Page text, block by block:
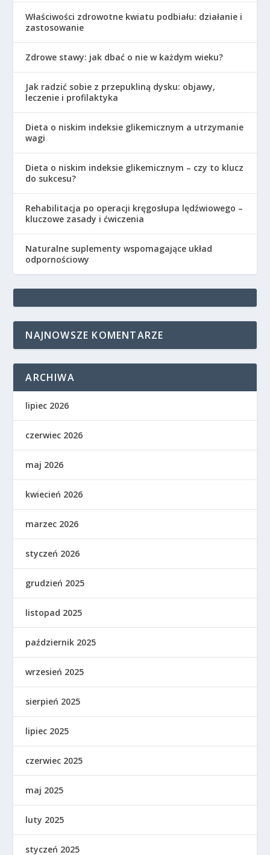
Właściwości zdrowotne kwiatu podbiału: działanie i
zastosowanie
Zdrowe stawy: jak dbać o nie w każdym wieku?
Jak radzić sobie z przepukliną dysku: objawy,
leczenie i profilaktyka
Dieta o niskim indeksie glikemicznym a utrzymanie
wagi
Dieta o niskim indeksie glikemicznym – czy to klucz
do sukcesu?
Rehabilitacja po operacji kręgosłupa lędźwiowego –
kluczowe zasady i ćwiczenia
Naturalne suplementy wspomagające układ
odpornościowy
NAJNOWSZE KOMENTARZE
ARCHIWA
lipiec 2026
czerwiec 2026
maj 2026
kwiecień 2026
marzec 2026
styczeń 2026
grudzień 2025
listopad 2025
październik 2025
wrzesień 2025
sierpień 2025
lipiec 2025
czerwiec 2025
maj 2025
luty 2025
styczeń 2025